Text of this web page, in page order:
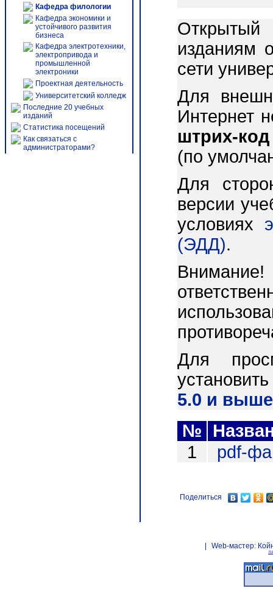
Кафедра филологии
Кафедра экономики и
устойчивого развития
бизнеса
Кафедра электротехники,
электропривода и
промышленной
электроники
Проектная деятельность
Университетский колледж
Последние 20 учебных
изданий
Статистика посещений
Как связаться с
администраторами?
Открытый
изданиям
сети
Для
Интернет
штрих-код
(по
Для
версии
условиях
(ЭДД).
Для
5.0 и
№
1
pdf-
Поделиться
Web-мастер: